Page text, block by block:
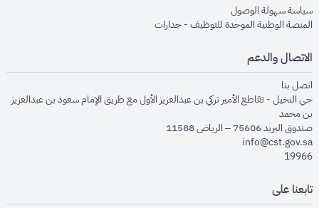
سياسة سهولة الوصولopens in new window
المنصة الوطنية الموحدة للتوظيف - جداراتopens in new window
الاتصال والدعم
اتصل بنا
حي النخيل - تقاطع الأمير تركي بن عبدالعزيز الأول مع طريق الإمام سعود بن عبدالعزيز
بن محمد
صندوق البريد 75606 – الرياض 11588
info@cst.gov.sa
19966
تابعنا على